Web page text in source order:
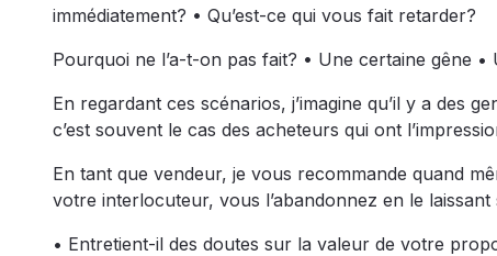
immédiatement? • Qu’est-ce qui vous fait retarder?
Pourquoi ne l’a-t-on pas fait? • Une certaine gêne
En regardant ces scénarios, j’imagine qu’il y a des
c’est souvent le cas des acheteurs qui ont
En tant que vendeur, je vous recommande quand
votre interlocuteur, vous l’abandonnez en le
• Entretient-il des doutes sur la valeur de votre